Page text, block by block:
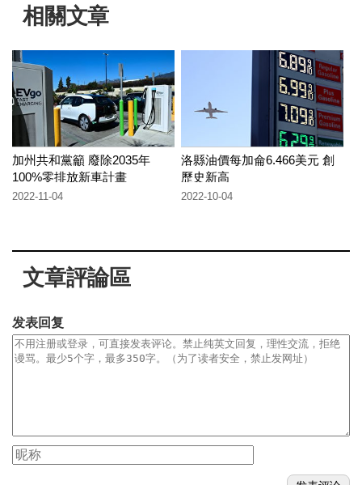
相關文章
加州共和黨籲 廢除2035年
100%零排放新車計畫
2022-11-04
洛縣油價每加侖6.466美元 創
歷史新高
2022-10-04
文章評論區
发表回复